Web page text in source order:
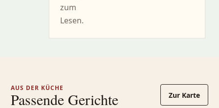
zum
Lesen.
AUS DER KÜCHE
Passende Gerichte Zur Karte